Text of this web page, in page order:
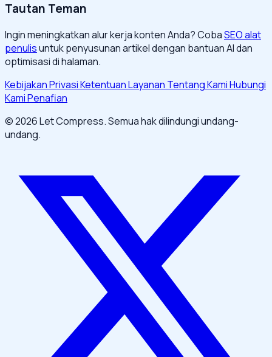
Tautan Teman
Ingin meningkatkan alur kerja konten Anda? CobaSEO alat
penulisuntuk penyusunan artikel dengan bantuan AI dan
optimisasi di halaman.
Kebijakan PrivasiKetentuan Layanan Tentang KamiHubungi
KamiPenafian
© 2026 Let Compress. Semua hak dilindungi undang-
undang.